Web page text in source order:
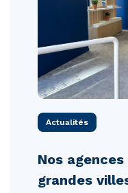
Actualités
Nos
grandes